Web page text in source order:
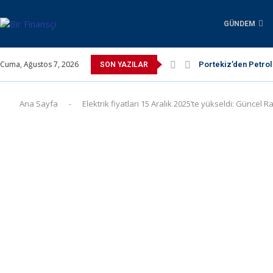
GÜNDEM
Cuma, Ağustos 7, 2026 SON YAZILAR Portekiz’den Petrol
6. Dünya Enerji
Yenilenebilir
Uluç Hukuk:
Ankara’da Tarihi
EIA Raporu:
Enda Enerji’nin
Arabanız
Yılın Set Aşkı
Ana Sayfa - Elektrik fiyatları 15 Aralık 2025’te yükseldi: Güncel